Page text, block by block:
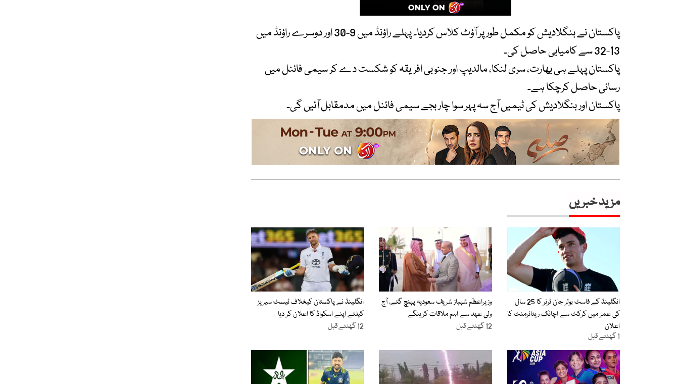
پاکستان نے بنگلادیش کو مکمل طور پر آؤٹ کلاس کردیا۔ پہلے راؤنڈ میں 9-30 اور دوسرے راؤنڈ میں
13-32 سے کامیابی حاصل کی۔
پاکستان پہلے ہی بھارت، سری لنکا، مالدیپ اور جنوبی افریقہ کو شکست دے کر سیمی فائنل میں
رسائی حاصل کرچکا ہے۔
پاکستان اور بنگلادیش کی ٹیمیں آج سہ پہر سوا چار بجے سیمی فائنل میں مدمقابل آئیں گی۔
مزید خبریں
انگلینڈ کے فاسٹ بولر جان ٹرنر کا 25 سال
کی عمر میں کرکٹ سے اچانک ریٹائرمنٹ کا
اعلان
1 گھنٹے قبل
وزیراعظم شہباز شریف سعودیہ پہنچ گئے، آج
ولی عہد سے اہم ملاقات کرینگے
12 گھنٹے قبل
انگلینڈ نے پاکستان کیخلاف ٹیسٹ سیریز
کیلئے اپنے اسکواڈ کا اعلان کر دیا
12 گھنٹے قبل